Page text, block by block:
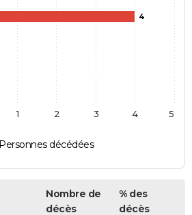
4
Personnes décédées
1 2 3 4 5
Nombre de
décès
% des
décès